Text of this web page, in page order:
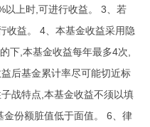
以上时,可进行收益。 3、若
收益。 4、本基金收益采用隐
下,本基金收益每年最多4次,
后基金累计率尽可能切近标
战特点,本基金收益不须以填
份额脏值低于面值。 6、律